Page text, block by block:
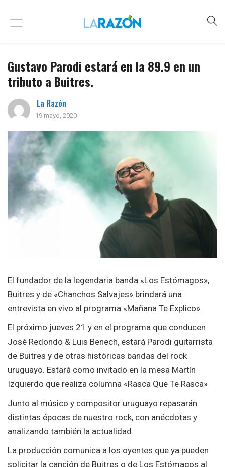
Gustavo Parodi estará en la 89.9 en un
tributo a Buitres.
La Razón
19 mayo, 2020
El fundador de la legendaria banda «Los Estómagos»,
Buitres y de «Chanchos Salvajes» brindará una
entrevista en vivo al programa «Mañana Te Explico».
El próximo jueves 21 y en el programa que conducen
José Redondo & Luis Benech, estará Parodi guitarrista
de Buitres y de otras históricas bandas del rock
uruguayo. Estará como invitado en la mesa Martín
Izquierdo que realiza columna «Rasca Que Te Rasca»
Junto al músico y compositor uruguayo repasarán
distintas épocas de nuestro rock, con anécdotas y
analizando también la actualidad.
La producción comunica a los oyentes que ya pueden
solicitar la canción de Buitres o de Los Estómagos al